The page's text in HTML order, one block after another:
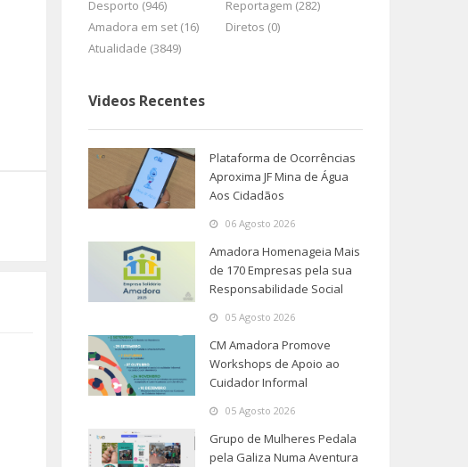
Desporto (946)
Reportagem (282)
Amadora em set (16)
Diretos (0)
Atualidade (3849)
Videos Recentes
Plataforma de Ocorrências
Aproxima JF Mina de Água
Aos Cidadãos
06 Agosto 2026
Amadora Homenageia Mais
de 170 Empresas pela sua
Responsabilidade Social
05 Agosto 2026
CM Amadora Promove
Workshops de Apoio ao
Cuidador Informal
05 Agosto 2026
Grupo de Mulheres Pedala
pela Galiza Numa Aventura